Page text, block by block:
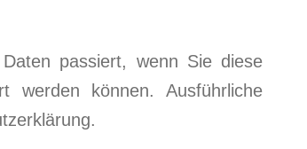
passiert, wenn Sie diese
werden können. Ausführliche